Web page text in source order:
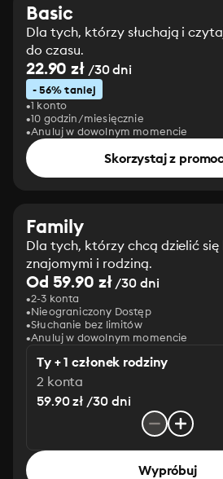
Basic
Dla tych, którzy słuchają i
do czasu.
22.90 zł/30 dni
- 56% taniej
1 konto
10 godzin/miesięcznie
Anuluj w dowolnym momencie
Skorzystaj z
Family
Dla tych, którzy chcą dzielić
znajomymi i rodziną.
Od 59.90 zł/30 dni
2-3 konta
Nieograniczony Dostęp
Słuchanie bez limitów
Anuluj w dowolnym momencie
Ty + 1 członek rodziny
2 konta
59.90 zł /30 dni
Wypróbuj